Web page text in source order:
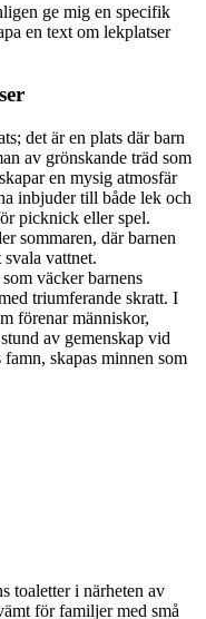
ge mig en specifik
en text om lekplatser
det är en plats där barn
av grönskande träd som
en mysig atmosfär
inbjuder till både lek och
picknick eller spel.
sommaren, där barnen
vattnet.
väcker barnens
triumferande skratt. I
förenar människor,
av gemenskap vid
skapas minnen som
toaletter i närheten av
för familjer med små